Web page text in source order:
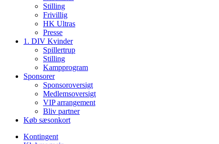
Stilling
Frivillig
HK Ultras
Presse
1. DIV Kvinder
Spillertrup
Stilling
Kampprogram
Sponsorer
Sponsoroversigt
Medlemsoversigt
VIP arrangement
Bliv partner
Køb sæsonkort
Kontingent